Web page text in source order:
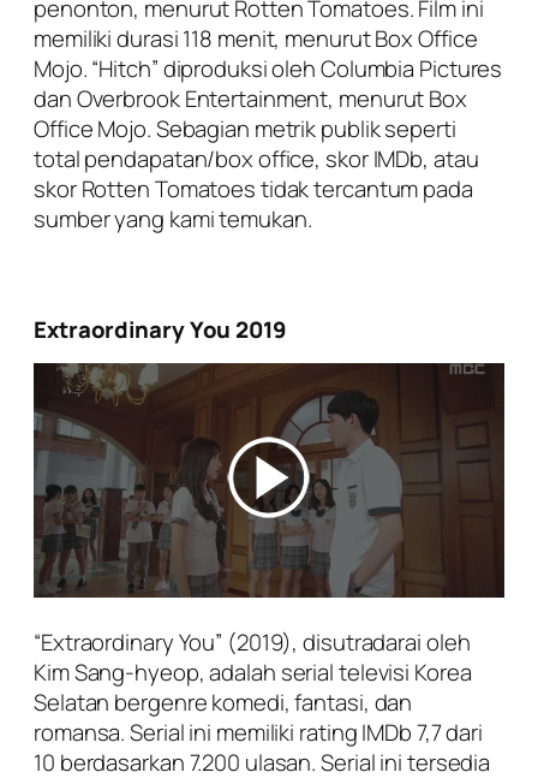
penonton, menurut Rotten Tomatoes. Film ini
memiliki durasi 118 menit, menurut Box Office
Mojo. “Hitch” diproduksi oleh Columbia Pictures
dan Overbrook Entertainment, menurut Box
Office Mojo. Sebagian metrik publik seperti
total pendapatan/box office, skor IMDb, atau
skor Rotten Tomatoes tidak tercantum pada
sumber yang kami temukan.
Extraordinary You 2019
“Extraordinary You” (2019), disutradarai oleh
Kim Sang-hyeop, adalah serial televisi Korea
Selatan bergenre komedi, fantasi, dan
romansa. Serial ini memiliki rating IMDb 7,7 dari
10 berdasarkan 7.200 ulasan. Serial ini tersedia